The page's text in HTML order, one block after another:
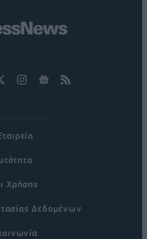
Χρήσης
Δεδομένων